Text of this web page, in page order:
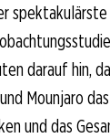
darauf hin,
Mounjaro
und das